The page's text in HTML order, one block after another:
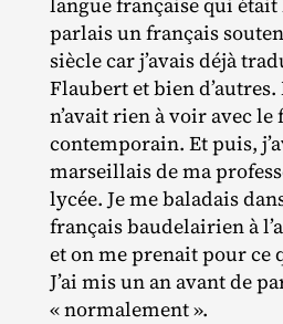
parlais un français
siècle car j’avais déjà
Flaubert et bien
n’avait rien à voir avec le
contemporain. Et puis,
marseillais de ma
lycée. Je me baladais
français baudelairien à
et on me prenait pour ce
J’ai mis un an avant de
« normalement ».